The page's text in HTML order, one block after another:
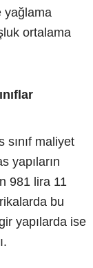
yağlama
ortalama
sınıf maliyet
yapıların
981 lira 11
bu
yapılarda ise